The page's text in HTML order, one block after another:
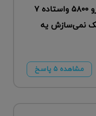
میخوره دوتا ماه وزنش میکنم رو ۵۸۰۰ واستاده ۷
نمی‌سازش یه
مشاهده ۵ پاسخ